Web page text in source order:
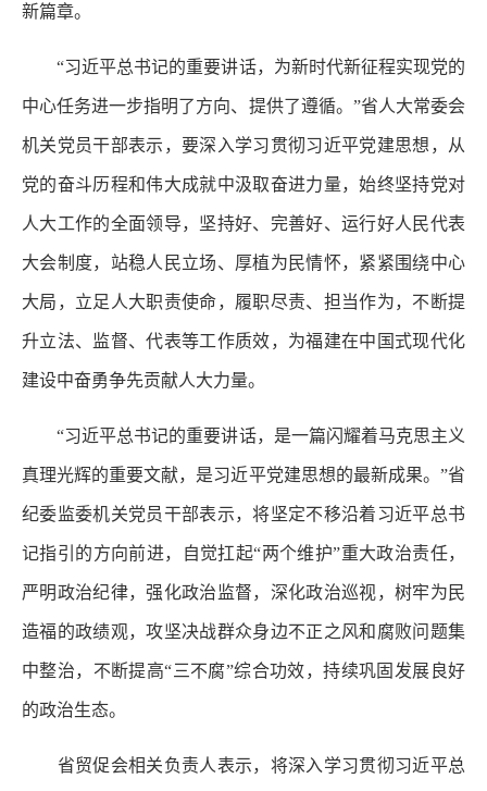
新篇章。
“习近平总书记的重要讲话，为新时代新征程实现党的
中心任务进一步指明了方向、提供了遵循。”省人大常委会
机关党员干部表示，要深入学习贯彻习近平党建思想，从
党的奋斗历程和伟大成就中汲取奋进力量，始终坚持党对
人大工作的全面领导，坚持好、完善好、运行好人民代表
大会制度，站稳人民立场、厚植为民情怀，紧紧围绕中心
大局，立足人大职责使命，履职尽责、担当作为，不断提
升立法、监督、代表等工作质效，为福建在中国式现代化
建设中奋勇争先贡献人大力量。
“习近平总书记的重要讲话，是一篇闪耀着马克思主义
真理光辉的重要文献，是习近平党建思想的最新成果。”省
纪委监委机关党员干部表示，将坚定不移沿着习近平总书
记指引的方向前进，自觉扛起“两个维护”重大政治责任，
严明政治纪律，强化政治监督，深化政治巡视，树牢为民
造福的政绩观，攻坚决战群众身边不正之风和腐败问题集
中整治，不断提高“三不腐”综合功效，持续巩固发展良好
的政治生态。
省贸促会相关负责人表示，将深入学习贯彻习近平总